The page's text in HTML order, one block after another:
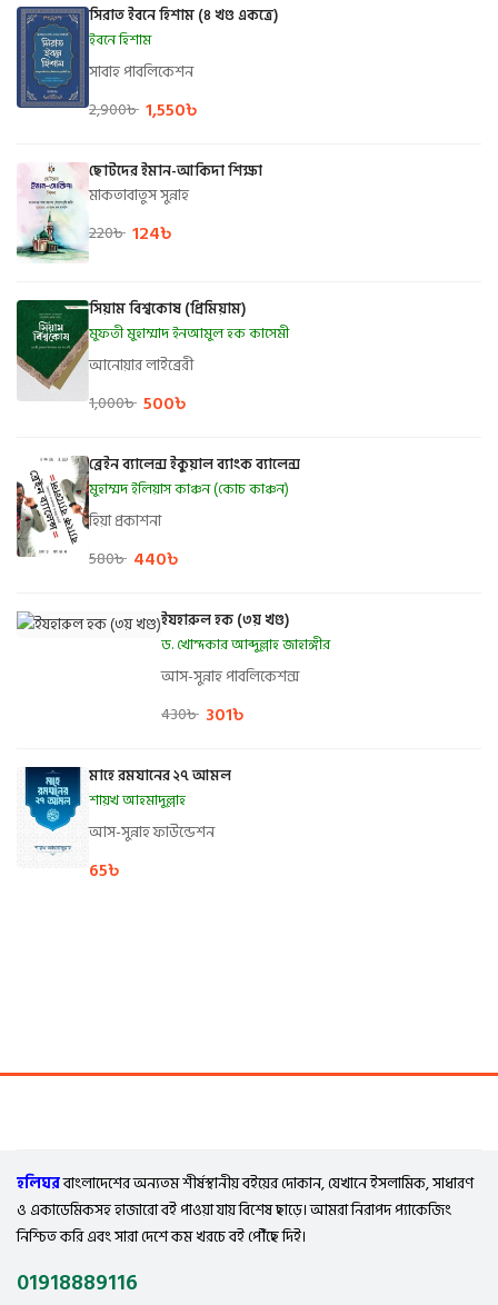
সিরাত ইবনে হিশাম (৪ খণ্ড একত্রে)
ইবনে হিশাম
সাবাহ পাবলিকেশন
2,900৳ 1,550৳
ছোটদের ইমান-আকিদা শিক্ষা
মাকতাবাতুস সুন্নাহ
220৳ 124৳
সিয়াম বিশ্বকোষ (প্রিমিয়াম)
মুফতী মুহাম্মাদ ইনআমুল হক কাসেমী
আনোয়ার লাইব্রেরী
1,000৳ 500৳
ব্রেইন ব্যালেন্স ইকুয়াল ব্যাংক ব্যালেন্স
মুহাম্মদ ইলিয়াস কাঞ্চন (কোচ কাঞ্চন)
হিয়া প্রকাশনা
580৳ 440৳
ইযহারুল হক (৩য় খণ্ড)
ড. খোন্দকার আব্দুল্লাহ জাহাঙ্গীর
আস-সুন্নাহ পাবলিকেশন্স
430৳ 301৳
মাহে রমযানের ২৭ আমল
শায়খ আহমাদুল্লাহ
আস-সুন্নাহ ফাউন্ডেশন
65৳
হলিঘরবাংলাদেশের অন্যতম শীর্ষস্থানীয় বইয়ের দোকান, যেখানে ইসলামিক, সাধারণ
ও একাডেমিকসহ হাজারো বই পাওয়া যায় বিশেষ ছাড়ে। আমরা নিরাপদ প্যাকেজিং
নিশ্চিত করি এবং সারা দেশে কম খরচে বই পৌঁছে দিই।
01918889116